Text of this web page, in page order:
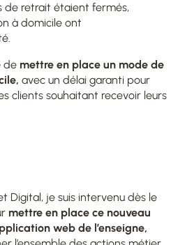
de retrait étaient fermés,
à domicile ont
de mettre en place un mode de
avec un délai garanti pour
clients souhaitant recevoir leurs
Digital, je suis intervenu dès le
mettre en place ce nouveau
web de l’enseigne,